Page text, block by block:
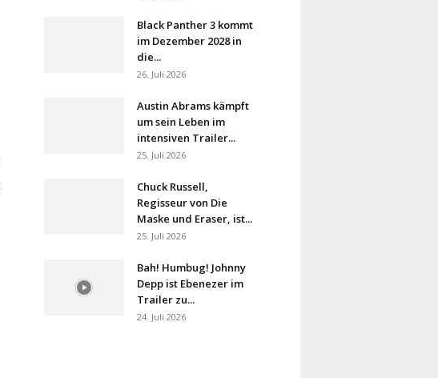
Black Panther 3 kommt
im Dezember 2028 in
die...
26. Juli 2026
Austin Abrams kämpft
um sein Leben im
intensiven Trailer...
25. Juli 2026
Chuck Russell,
Regisseur von Die
Maske und Eraser, ist...
25. Juli 2026
Bah! Humbug! Johnny
Depp ist Ebenezer im
Trailer zu...
24. Juli 2026